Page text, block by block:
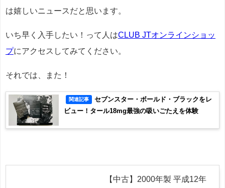
は嬉しいニュースだと思います。
いち早く入手したい！って人はCLUB JTオンラインショッ
プにアクセスしてみてください。
それでは、また！
関連記事
セブンスター・ボールド・ブラックをレ
ビュー！タール18mg最強の吸いごたえを体験
【中古】2000年製 平成12年